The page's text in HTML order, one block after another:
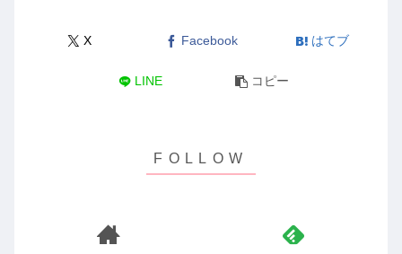
X Facebook はてブ
LINE コピー